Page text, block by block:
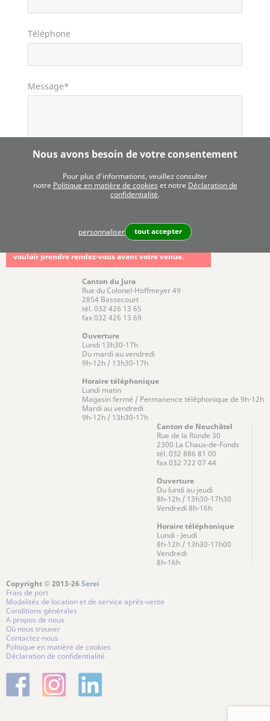
Téléphone
Message*
Pour toute demande technique, et pour des raisons
vouloir prendre rendez-vous avant votre venue.
Canton du Jura
Rue du Colonel-Hoffmeyer 49
2854 Bassecourt
tél. 032 426 13 65
fax 032 426 13 69
Ouverture
Lundi 13h30-17h
Du mardi au vendredi
9h-12h / 13h30-17h
Horaire téléphonique
Lundi matin
Magasin fermé / Permanence téléphonique de 9h-12h
Mardi au vendredi
9h-12h / 13h30-17h
Canton de Neuchâtel
Rue de la Ronde 30
2300 La Chaux-de-Fonds
tél. 032 886 81 00
fax 032 722 07 44
Ouverture
Du lundi au jeudi
8h-12h / 13h30-17h30
Vendredi 8h-16h
Horaire téléphonique
Lundi - Jeudi
8h-12h / 13h30-17h00
Vendredi
8h-16h
Copyright © 2013-26 Serei
Frais de port
Modalités de location et de service après-vente
Conditions générales
A propos de nous
Où nous trouver
Contactez-nous
Politique en matière de cookies
Déclaration de confidentialité
Nous avons besoin de votre consentement
Pour plus d’informations, veuillez consulter
notre Politique en matière de cookies et notre Déclaration de
confidentialité.
personnaliser tout accepter